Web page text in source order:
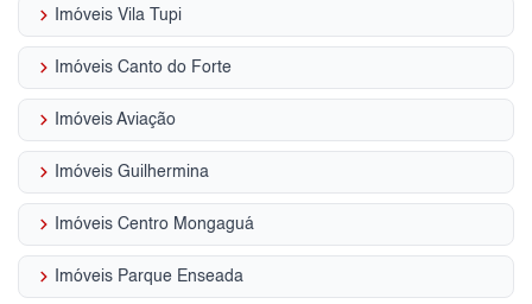
keyboard_arrow_right Imóveis Vila Tupi
keyboard_arrow_right Imóveis Canto do Forte
keyboard_arrow_right Imóveis Aviação
keyboard_arrow_right Imóveis Guilhermina
keyboard_arrow_right Imóveis Centro Mongaguá
keyboard_arrow_right Imóveis Parque Enseada